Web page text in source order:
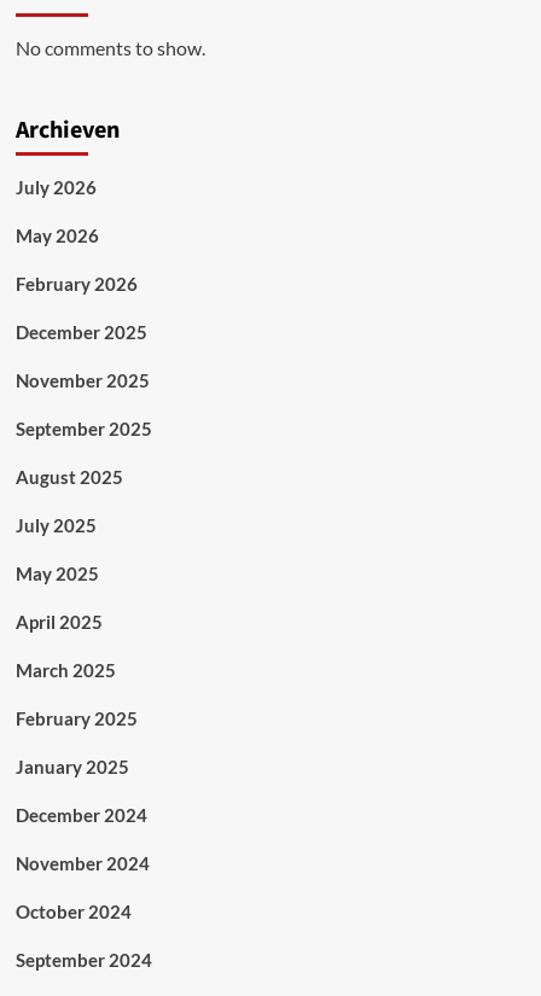
No comments to show.
Archieven
July 2026
May 2026
February 2026
December 2025
November 2025
September 2025
August 2025
July 2025
May 2025
April 2025
March 2025
February 2025
January 2025
December 2024
November 2024
October 2024
September 2024